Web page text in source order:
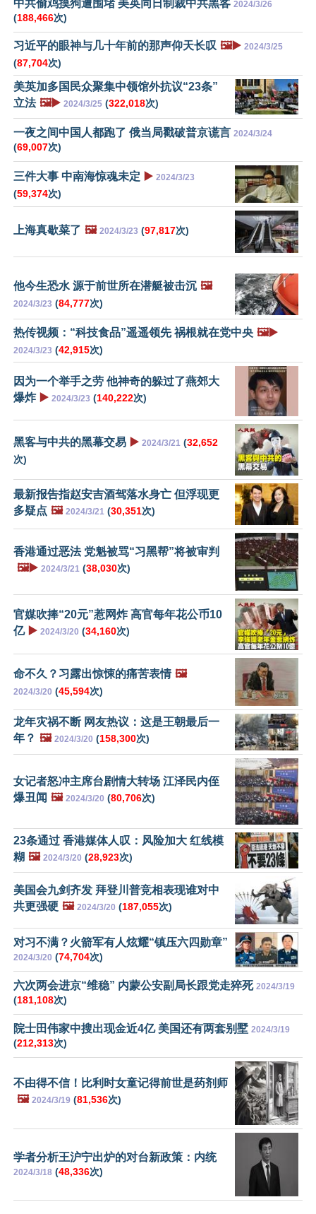
中共偷鸡摸狗遭围堵 美英同日制裁中共黑客 2024/3/26
(188,466次)
习近平的眼神与几十年前的那声仰天长叹 🖼️▶️ 2024/3/25
(87,704次)
美英加多国民众聚集中领馆外抗议“23条”
立法 🖼️▶️ 2024/3/25 (322,018次)
一夜之间中国人都跑了 俄当局戳破普京谎言 2024/3/24
(69,007次)
三件大事 中南海惊魂未定 ▶️ 2024/3/23
(59,374次)
上海真歇菜了 🖼️ 2024/3/23 (97,817次)
他今生恐水 源于前世所在潜艇被击沉 🖼️
2024/3/23 (84,777次)
热传视频：“科技食品”遥遥领先 祸根就在党中央 🖼️▶️
2024/3/23 (42,915次)
因为一个举手之劳 他神奇的躲过了燕郊大
爆炸 ▶️ 2024/3/23 (140,222次)
黑客与中共的黑幕交易 ▶️ 2024/3/21 (32,652
次)
最新报告指赵安吉酒驾落水身亡 但浮现更
多疑点 🖼️ 2024/3/21 (30,351次)
香港通过恶法 党魁被骂“习黑帮”将被审判
🖼️▶️ 2024/3/21 (38,030次)
官媒吹捧“20元”惹网炸 高官每年花公币10
亿 ▶️ 2024/3/20 (34,160次)
命不久？习露出惊悚的痛苦表情 🖼️
2024/3/20 (45,594次)
龙年灾祸不断 网友热议：这是王朝最后一
年？ 🖼️ 2024/3/20 (158,300次)
女记者怒冲主席台剧情大转场 江泽民内侄
爆丑闻 🖼️ 2024/3/20 (80,706次)
23条通过 香港媒体人叹：风险加大 红线模
糊 🖼️ 2024/3/20 (28,923次)
美国会九剑齐发 拜登川普竞相表现谁对中
共更强硬 🖼️ 2024/3/20 (187,055次)
对习不满？火箭军有人炫耀“镇压六四勋章”
2024/3/20 (74,704次)
六次两会进京“维稳” 内蒙公安副局长跟党走猝死 2024/3/19
(181,108次)
院士田伟家中搜出现金近4亿 美国还有两套别墅 2024/3/19
(212,313次)
不由得不信！比利时女童记得前世是药剂师
🖼️ 2024/3/19 (81,536次)
学者分析王沪宁出炉的对台新政策：内统
2024/3/18 (48,336次)